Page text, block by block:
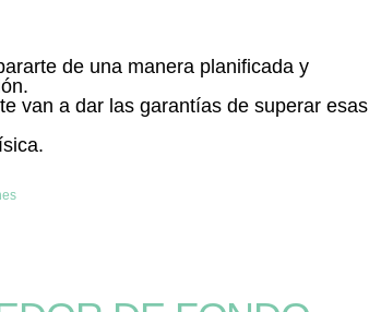
de una manera planificada y
van a dar las garantías de superar esas